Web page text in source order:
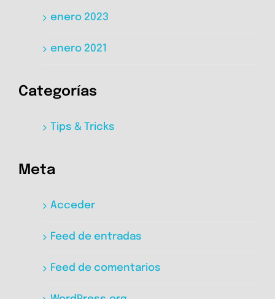
enero 2023
enero 2021
Categorías
Tips & Tricks
Meta
Acceder
Feed de entradas
Feed de comentarios